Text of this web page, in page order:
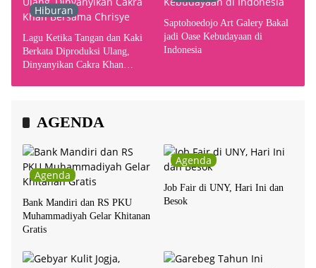
Hiburan
Lagu Ketika Tangan dan Kaki
Berkata Diproduksi Ulang,
Dinyanyikan Cakra Khan
Saptohoedojo Art Galery Bakal
jadi Oase Kebudayaan di
Indonesia
AGENDA
Agenda
Bank Mandiri dan RS PKU
Muhammadiyah Gelar Khitanan
Gratis
Agenda
Job Fair di UNY, Hari Ini dan
Besok